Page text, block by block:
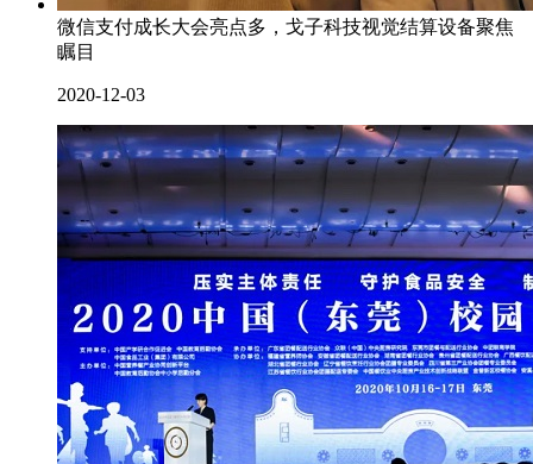
微信支付成长大会亮点多，戈子科技视觉结算设备聚焦
瞩目
2020-12-03